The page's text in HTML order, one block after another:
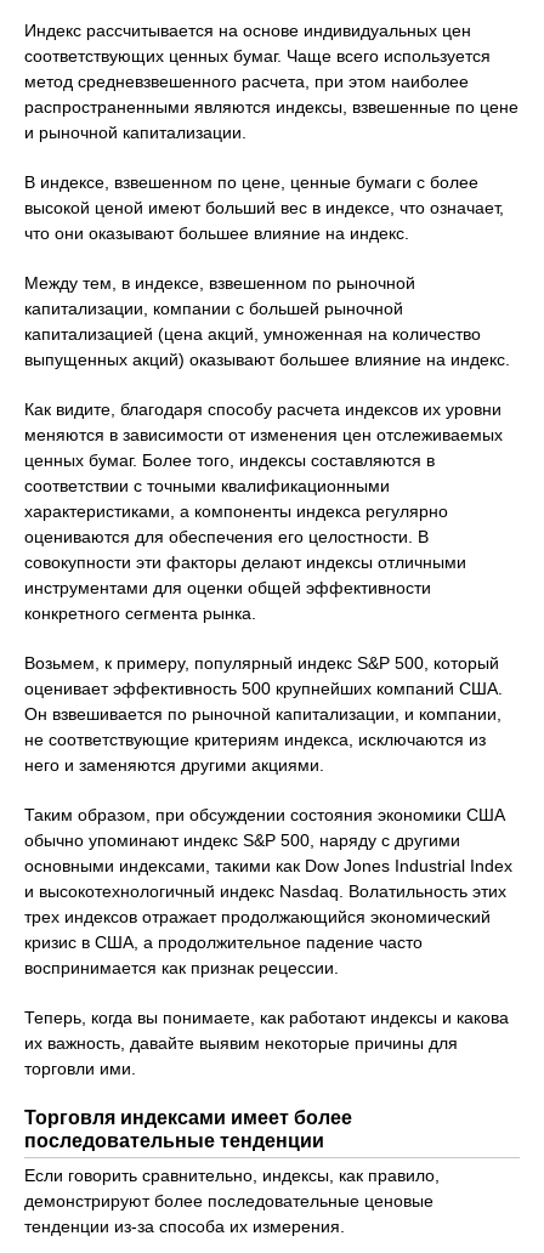
Индекс рассчитывается на основе индивидуальных цен
соответствующих ценных бумаг. Чаще всего используется
метод средневзвешенного расчета, при этом наиболее
распространенными являются индексы, взвешенные по цене
и рыночной капитализации.
В индексе, взвешенном по цене, ценные бумаги с более
высокой ценой имеют больший вес в индексе, что означает,
что они оказывают большее влияние на индекс.
Между тем, в индексе, взвешенном по рыночной
капитализации, компании с большей рыночной
капитализацией (цена акций, умноженная на количество
выпущенных акций) оказывают большее влияние на индекс.
Как видите, благодаря способу расчета индексов их уровни
меняются в зависимости от изменения цен отслеживаемых
ценных бумаг. Более того, индексы составляются в
соответствии с точными квалификационными
характеристиками, а компоненты индекса регулярно
оцениваются для обеспечения его целостности. В
совокупности эти факторы делают индексы отличными
инструментами для оценки общей эффективности
конкретного сегмента рынка.
Возьмем, к примеру, популярный индекс S&P 500, который
оценивает эффективность 500 крупнейших компаний США.
Он взвешивается по рыночной капитализации, и компании,
не соответствующие критериям индекса, исключаются из
него и заменяются другими акциями.
Таким образом, при обсуждении состояния экономики США
обычно упоминают индекс S&P 500, наряду с другими
основными индексами, такими как Dow Jones Industrial Index
и высокотехнологичный индекс Nasdaq. Волатильность этих
трех индексов отражает продолжающийся экономический
кризис в США, а продолжительное падение часто
воспринимается как признак рецессии.
Теперь, когда вы понимаете, как работают индексы и какова
их важность, давайте выявим некоторые причины для
торговли ими.
Торговля индексами имеет более
последовательные тенденции
Если говорить сравнительно, индексы, как правило,
демонстрируют более последовательные ценовые
тенденции из-за способа их измерения.